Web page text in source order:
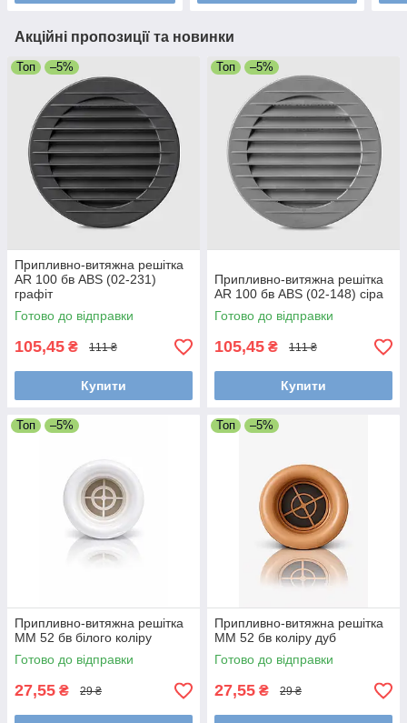
Акційні пропозиції та новинки
Топ –5%
Припливно-витяжна решітка
AR 100 бв ABS (02-231)
графіт
Готово до відправки
105,45 ₴ 111 ₴
Купити
Топ –5%
Припливно-витяжна решітка
AR 100 бв ABS (02-148) сіра
Готово до відправки
105,45 ₴ 111 ₴
Купити
Топ –5%
Припливно-витяжна решітка
ММ 52 бв білого коліру
Готово до відправки
27,55 ₴ 29 ₴
Топ –5%
Припливно-витяжна решітка
ММ 52 бв коліру дуб
Готово до відправки
27,55 ₴ 29 ₴